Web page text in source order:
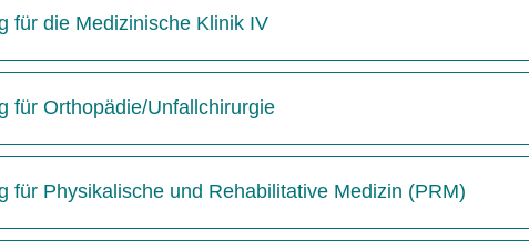
für die Medizinische Klinik IV
für Orthopädie/Unfallchirurgie
für Physikalische und Rehabilitative Medizin (PRM)